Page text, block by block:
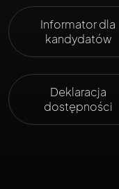
Informator dla
kandydatów
Deklaracja
dostępności